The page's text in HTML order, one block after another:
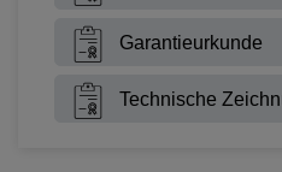
Garantieurkunde
Technische